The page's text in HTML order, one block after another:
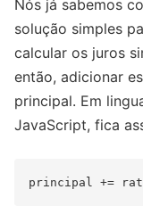
Nós já sabemos
solução simples
calcular os juros
então, adicionar
principal. Em
JavaScript, fica